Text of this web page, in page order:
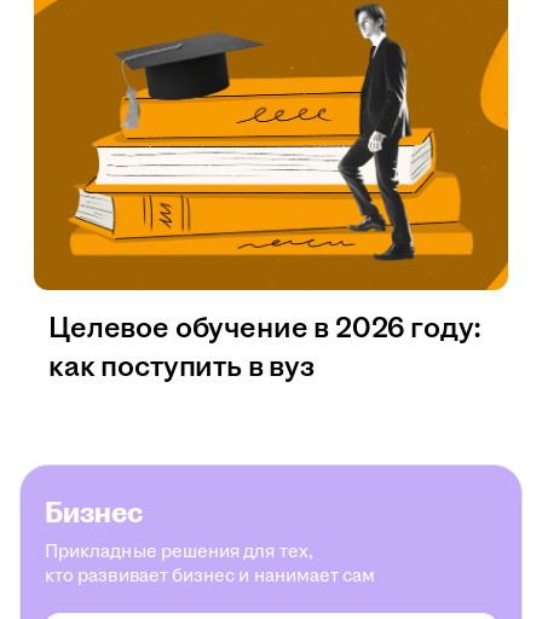
Целевое обучение в 2026 году:
как поступить в вуз
Бизнес
Прикладные решения для тех,
кто развивает бизнес и нанимает сам